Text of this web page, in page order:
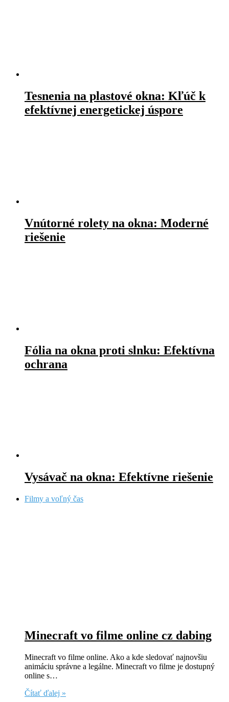
Tesnenia na plastové okna: Kľúč k
efektívnej energetickej úspore
Vnútorné rolety na okna: Moderné
riešenie
Fólia na okna proti slnku: Efektívna
ochrana
Vysávač na okna: Efektívne riešenie
Filmy a voľný čas
Minecraft vo filme online cz dabing
Minecraft vo filme online. Ako a kde sledovať najnovšiu
animáciu správne a legálne. Minecraft vo filme je dostupný
online s…
Čítať ďalej »